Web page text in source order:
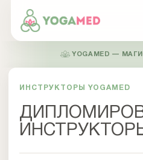
YOGAMED —
ИНСТРУКТОРЫ YOGAMED